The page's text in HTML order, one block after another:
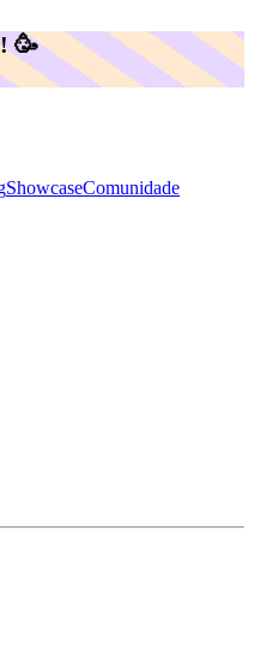
🥳️
ShowcaseComunidade